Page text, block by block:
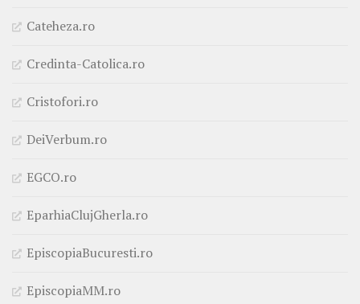
Cateheza.ro
Credinta-Catolica.ro
Cristofori.ro
DeiVerbum.ro
EGCO.ro
EparhiaClujGherla.ro
EpiscopiaBucuresti.ro
EpiscopiaMM.ro